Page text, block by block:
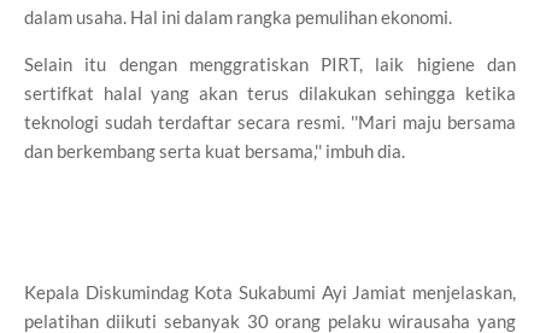
dalam usaha. Hal ini dalam rangka pemulihan ekonomi.
Selain itu dengan menggratiskan PIRT, laik higiene dan
sertifkat halal yang akan terus dilakukan sehingga ketika
teknologi sudah terdaftar secara resmi. ''Mari maju bersama
dan berkembang serta kuat bersama,'' imbuh dia.
Kepala Diskumindag Kota Sukabumi Ayi Jamiat menjelaskan,
pelatihan diikuti sebanyak 30 orang pelaku wirausaha yang